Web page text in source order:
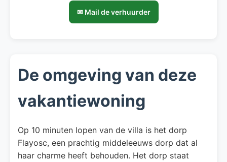
✉ Mail de verhuurder
De omgeving van deze
vakantiewoning
Op 10 minuten lopen van de villa is het dorp
Flayosc, een prachtig middeleeuws dorp dat al
haar charme heeft behouden. Het dorp staat